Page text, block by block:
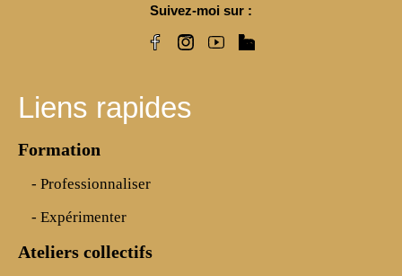
Suivez-moi sur :
Liens rapides
Formation
- Professionnaliser
- Expérimenter
Ateliers collectifs